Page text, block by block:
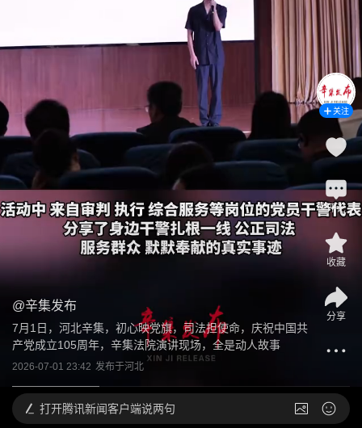
@辛集发布
7月1日，河北辛集，初心映党旗，司法担使命，庆祝中国共
产党成立105周年，辛集法院演讲现场，全是动人故事
2026-07-01 23:42 发布于河北
关注
评论
收藏
分享
打开腾讯新闻客户端说两句